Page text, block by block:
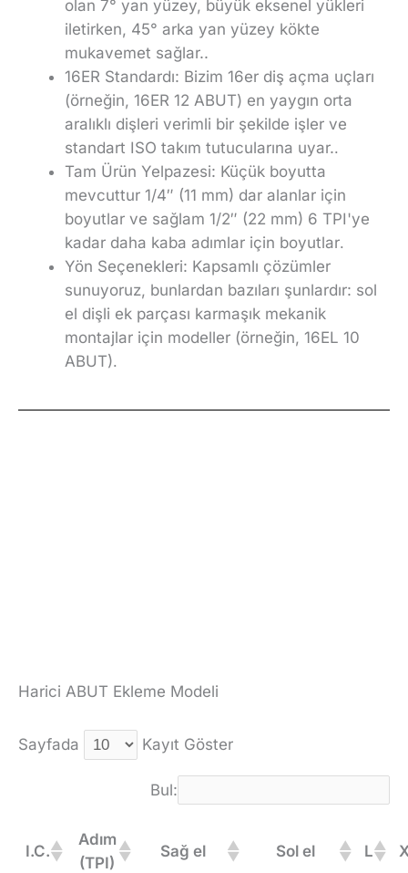
olan 7° yan yüzey, büyük eksenel yükleri
iletirken, 45° arka yan yüzey kökte
mukavemet sağlar..
16ER Standardı: Bizim 16er diş açma uçları
(örneğin, 16ER 12 ABUT) en yaygın orta
aralıklı dişleri verimli bir şekilde işler ve
standart ISO takım tutucularına uyar..
Tam Ürün Yelpazesi: Küçük boyutta
mevcuttur 1/4″ (11 mm) dar alanlar için
boyutlar ve sağlam 1/2″ (22 mm) 6 TPI'ye
kadar daha kaba adımlar için boyutlar.
Yön Seçenekleri: Kapsamlı çözümler
sunuyoruz, bunlardan bazıları şunlardır: sol
el dişli ek parçası karmaşık mekanik
montajlar için modeller (örneğin, 16EL 10
ABUT).
Harici ABUT Ekleme Modeli
Sayfada Kayıt Göster
Bul:
I.C.
Adım
(TPI)
Sağ el Sol el L